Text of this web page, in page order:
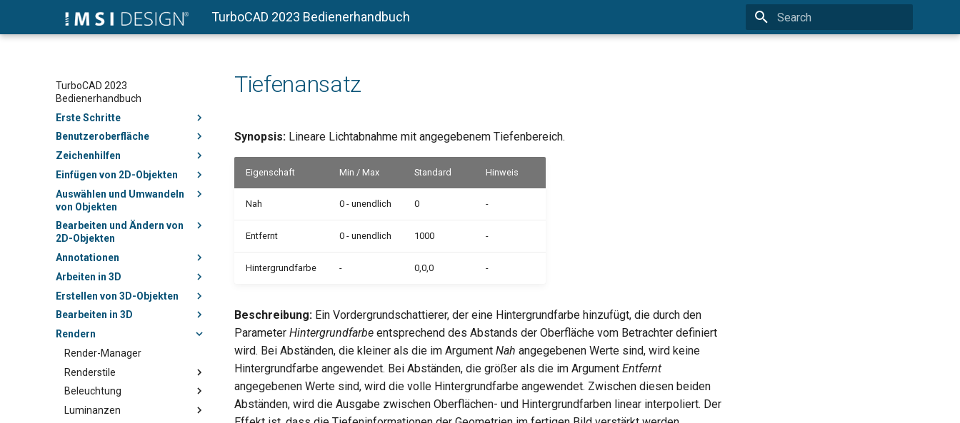
TurboCAD 2023 Bedienerhandbuch
TurboCAD 2023
Bedienerhandbuch
Erste Schritte
Benutzeroberfläche
Zeichenhilfen
Einfügen von 2D-Objekten
Auswählen und Umwandeln
von Objekten
Bearbeiten und Ändern von
2D-Objekten
Annotationen
Arbeiten in 3D
Erstellen von 3D-Objekten
Bearbeiten in 3D
Rendern
Render-Manager
Renderstile
Beleuchtung
Luminanzen
Tiefenansatz
Synopsis: Lineare Lichtabnahme mit angegebenem Tiefenbereich.
Eigenschaft Min / Max Standard Hinweis
Nah 0 - unendlich 0 -
Entfernt 0 - unendlich 1000 -
Hintergrundfarbe - 0,0,0 -
Beschreibung: Ein Vordergrundschattierer, der eine Hintergrundfarbe hinzufügt, die durch den
Parameter Hintergrundfarbe entsprechend des Abstands der Oberfläche vom Betrachter definiert
wird. Bei Abständen, die kleiner als die im Argument Nah angegebenen Werte sind, wird keine
Hintergrundfarbe angewendet. Bei Abständen, die größer als die im Argument Entfernt
angegebenen Werte sind, wird die volle Hintergrundfarbe angewendet. Zwischen diesen beiden
Abständen, wird die Ausgabe zwischen Oberflächen- und Hintergrundfarben linear interpoliert. Der